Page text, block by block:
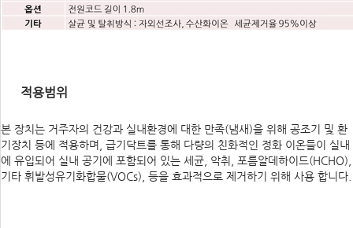
적용범위
본 장치는 거주자의 건강과 실내환경에 대한 만족(냄새)을 위해 공조기 및 환
기장치 등에 적용하며, 급기닥트를 통해 다량의 친화적인 정화 이온들이 실내
에 유입되어 실내 공기에 포함되어 있는 세균, 악취, 포름알데하이드(HCHO),
기타 휘발성유기화합물(VOCs), 등을 효과적으로 제거하기 위해 사용 합니다.